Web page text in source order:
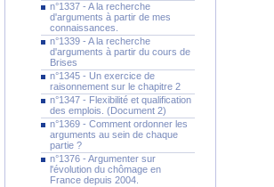
n°1337 - A la recherche
d'arguments à partir de mes
connaissances.
n°1339 - A la recherche
d'arguments à partir du cours de
Brises
n°1345 - Un exercice de
raisonnement sur le chapitre 2
n°1347 - Flexibilité et qualification
des emplois. (Document 2)
n°1369 - Comment ordonner les
arguments au sein de chaque
partie ?
n°1376 - Argumenter sur
l'évolution du chômage en
France depuis 2004.